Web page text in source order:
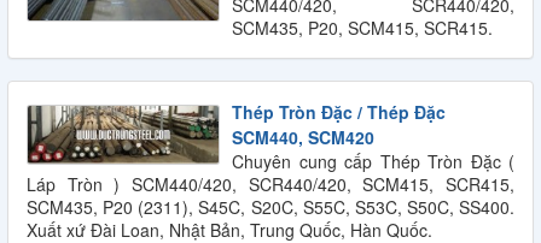
SCM435, P20, SCM415, SCR415.
Thép Tròn Đặc / Thép Đặc
SCM440, SCM420
Chuyên cung cấp Thép Tròn Đặc (
Láp Tròn ) SCM440/420, SCR440/420, SCM415, SCR415,
SCM435, P20 (2311), S45C, S20C, S55C, S53C, S50C, SS400.
Xuất xứ Đài Loan, Nhật Bản, Trung Quốc, Hàn Quốc.